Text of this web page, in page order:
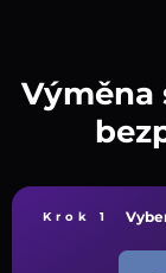
Výměna
Krok 1